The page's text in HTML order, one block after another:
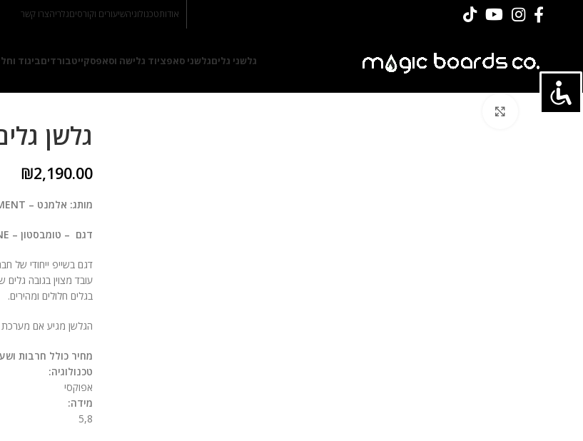
אודותטכנולוגיהשיעורים וקורסיםגלריהצרו קשר
גלשני גליםגלשני סאפציוד גלישה וסאפסקייטבורדיםביגוד
גלשן גלים
₪2,190.00
מותג: אלמנט – ELEMENT
דגם – טומבסטון – TOMBSTONE
דגם בשייפ ייחודי של
עובד מצוין בגובה
בגלים חלולים ומהירים.
הגלשן מגיע אם מערכת
מחיר כולל חרבות
טכנולוגיה:
אפוקסי
מידה:
5,8